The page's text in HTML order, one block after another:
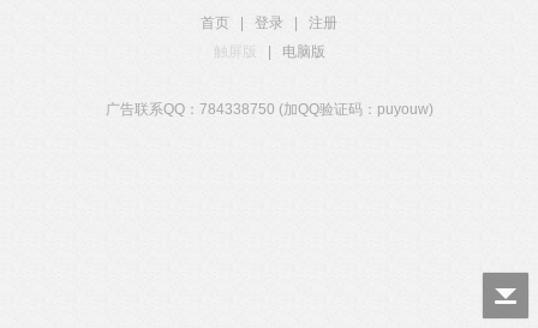
首页 登录
注册
触屏版
电脑版
广告联系QQ：784338750 (加QQ验证码：puyouw)